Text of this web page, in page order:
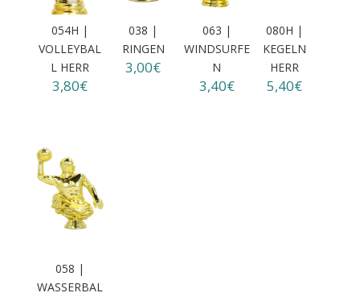
054H |
VOLLEYBAL
L HERR
3,80€
038 |
RINGEN
3,00€
063 |
WINDSURFE
N
3,40€
080H |
KEGELN
HERR
5,40€
058 |
WASSERBAL